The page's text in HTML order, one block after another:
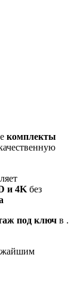
комплекты
и 4K без
под ключ в .